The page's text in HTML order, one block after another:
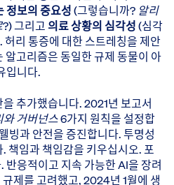
정보의 중요성(그렇습니까? 알리
?) 그리고 의료 상황의 심각성(심각
. 허리 통증에 대한 스트레칭을 제안
알고리즘은 동일한 규제 동물이 아
입니다.
추가했습니다. 2021년 보고서
와 거버넌스6가지 원칙을 설정합
빙과 안전을 증진합니다. 투명성
책임과 책임감을 키우십시오. 포
반응적이고 지속 가능한 AI을 장려
제를 고려했고, 2024년 1월에 생